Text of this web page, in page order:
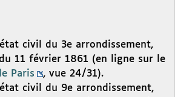
civil du 3e arrondissement,
11 février 1861 (en ligne sur le
Paris
, vue 24/31).
civil du 9e arrondissement,